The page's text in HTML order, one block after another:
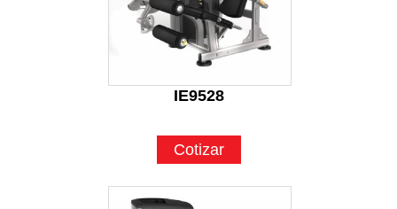
IE9528
Cotizar